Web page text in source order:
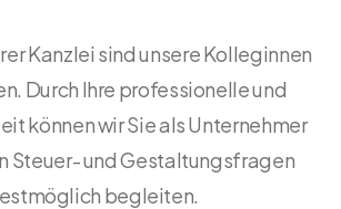
Kanzlei sind unsere Kolleginnen
Durch Ihre professionelle und
können wir Sie als Unternehmer
Steuer- und Gestaltungsfragen
begleiten.